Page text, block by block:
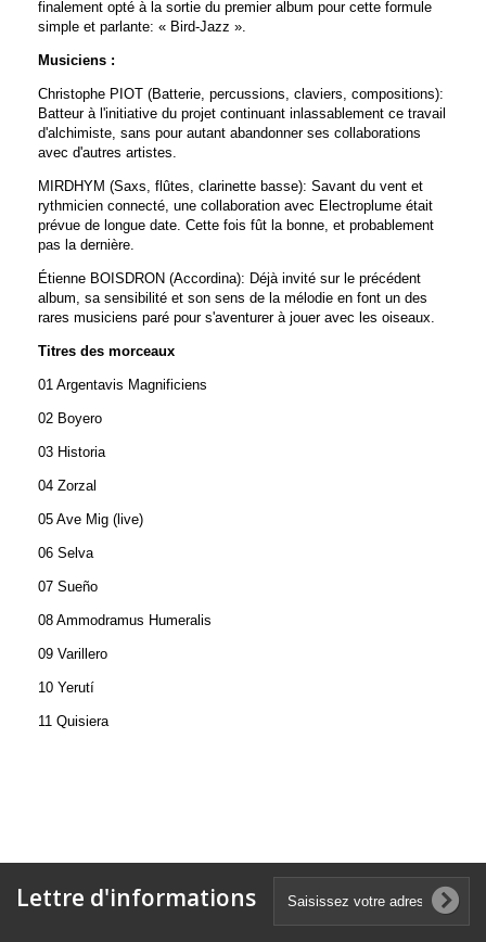
finalement opté à la sortie du premier album pour cette formule
simple et parlante: « Bird-Jazz ».
Musiciens :
Christophe PIOT (Batterie, percussions, claviers, compositions):
Batteur à l'initiative du projet continuant inlassablement ce travail
d'alchimiste, sans pour autant abandonner ses collaborations
avec d'autres artistes.
MIRDHYM (Saxs, flûtes, clarinette basse): Savant du vent et
rythmicien connecté, une collaboration avec Electroplume était
prévue de longue date. Cette fois fût la bonne, et probablement
pas la dernière.
Étienne BOISDRON (Accordina): Déjà invité sur le précédent
album, sa sensibilité et son sens de la mélodie en font un des
rares musiciens paré pour s'aventurer à jouer avec les oiseaux.
Titres des morceaux
01 Argentavis Magnificiens
02 Boyero
03 Historia
04 Zorzal
05 Ave Mig (live)
06 Selva
07 Sueño
08 Ammodramus Humeralis
09 Varillero
10 Yerutí
11 Quisiera
Lettre d'informations